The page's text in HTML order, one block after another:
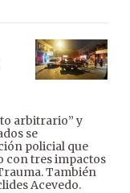
arbitrario” y
se
policial que
con tres impactos
También
Acevedo.